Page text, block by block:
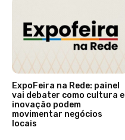
ExpoFeira na Rede: painel
vai debater como cultura e
inovação podem
movimentar negócios
locais